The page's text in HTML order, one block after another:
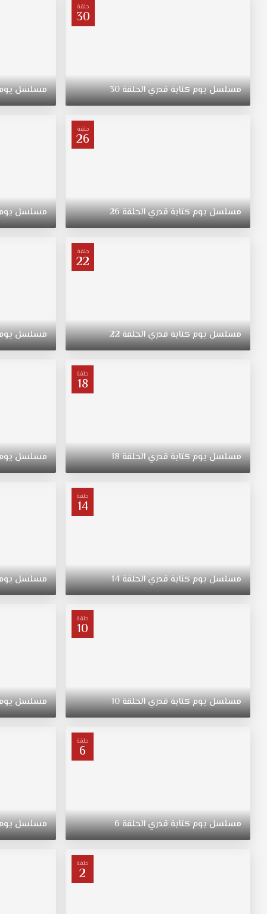
وتدور
الكثير
من
أخرى
محمود
ان
كانت
في
حلقة
30
مسلسليومكتابةقدريالحلقة30 مسلسل
حلقة
26
مسلسليومكتابةقدريالحلقة26 مسلسل
حلقة
22
مسلسليومكتابةقدريالحلقة22 مسلسل
حلقة
18
مسلسليومكتابةقدريالحلقة18 مسلسل
حلقة
14
مسلسليومكتابةقدريالحلقة14 مسلسل
حلقة
10
مسلسليومكتابةقدريالحلقة10 مسلسل
حلقة
6
مسلسليومكتابةقدريالحلقة6 مسلسل
حلقة
2